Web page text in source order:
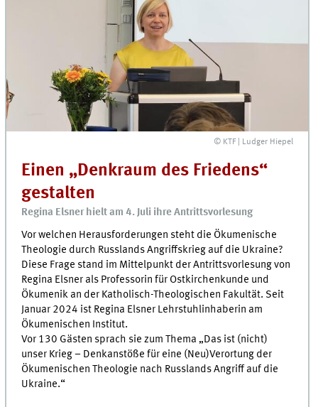
© KTF | Ludger Hiepel
Einen „Denkraum des Friedens“
gestalten
Regina Elsner hielt am 4. Juli ihre Antrittsvorlesung
Vor welchen Herausforderungen steht die Ökumenische
Theologie durch Russlands Angriffskrieg auf die Ukraine?
Diese Frage stand im Mittelpunkt der Antrittsvorlesung von
Regina Elsner als Professorin für Ostkirchenkunde und
Ökumenik an der Katholisch-Theologischen Fakultät. Seit
Januar 2024 ist Regina Elsner Lehrstuhlinhaberin am
Ökumenischen Institut.
Vor 130 Gästen sprach sie zum Thema „Das ist (nicht)
unser Krieg – Denkanstöße für eine (Neu)Verortung der
Ökumenischen Theologie nach Russlands Angriff auf die
Ukraine.“